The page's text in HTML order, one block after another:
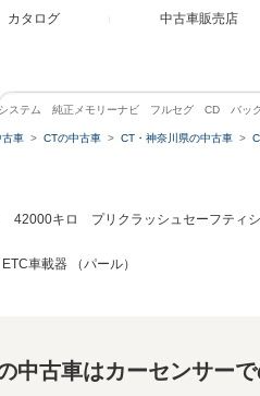
カタログ 中古車販売店
システム 純正メモリーナビ フルセグ CD バ
古車 CTの中古車 CT・神奈川県の中古車
42000キロ プリクラッシュセーフテ
車載器 （パール）
中古車はカーセンサー